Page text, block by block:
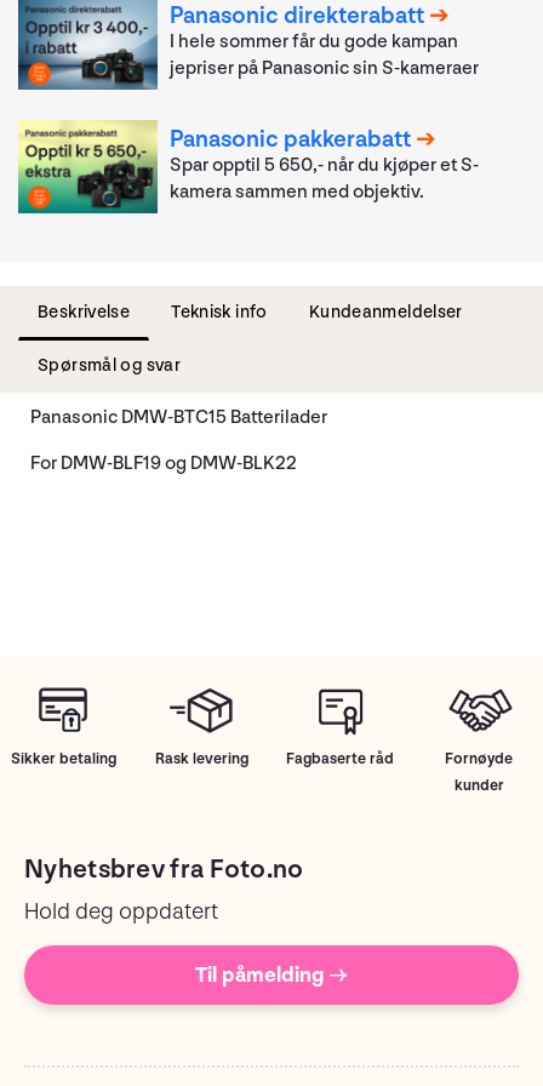
Panasonic direkterabatt
I hele sommer får du gode kampan
jepriser på Panasonic sin S-kameraer
Panasonic pakkerabatt
Spar opptil 5 650,- når du kjøper et S-
kamera sammen med objektiv.
Beskrivelse Teknisk info Kundeanmeldelser
Spørsmål og svar
Panasonic DMW-BTC15 Batterilader
For DMW-BLF19 og DMW-BLK22
Sikker betaling Rask levering Fagbaserte råd
Fornøyde
kunder
Nyhetsbrev fra Foto.no
Hold deg oppdatert
Til påmelding →